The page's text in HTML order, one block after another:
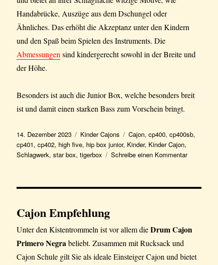
Handabrücke, Auszüge aus dem Dschungel oder
Ähnliches. Das erhöht die Akzeptanz unter den Kindern
und den Spaß beim Spielen des Instruments. Die
Abmessungensind kindergerecht sowohl in der Breite und
der Höhe.
Besonders ist auch die Junior Box, welche besonders breit
ist und damit einen starken Bass zum Vorschein bringt.
Veröffentlicht
am
14. Dezember 2023 Kategorien
Kinder Cajons Schlagwörter
Cajon,cp400,cp400sb,
cp401,cp402, high five, hip box junior, Kinder, Kinder Cajon,
Schlagwerk,star box,tigerbox Schreibe einen Kommentarzu
Cajon
Cajon Empfehlung
Unter den Kistentrommeln ist vor allem dieDrum Cajon
Primero Negrabeliebt. Zusammen mit Rucksack und
Cajon Schule gilt Sie als ideale Einsteiger Cajon und bietet